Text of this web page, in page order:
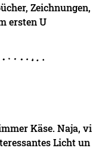
Zeichnungen,
ersten U
Käse. Naja, vi
Licht un